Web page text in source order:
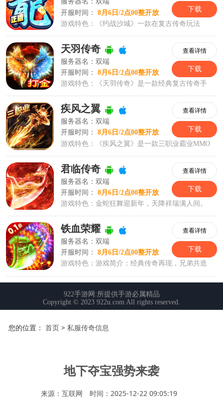
您的位置： 首页> 私服传奇信息
地下夺宝强势来袭
来源：互联网 时间：2025-12-22 09:05:19